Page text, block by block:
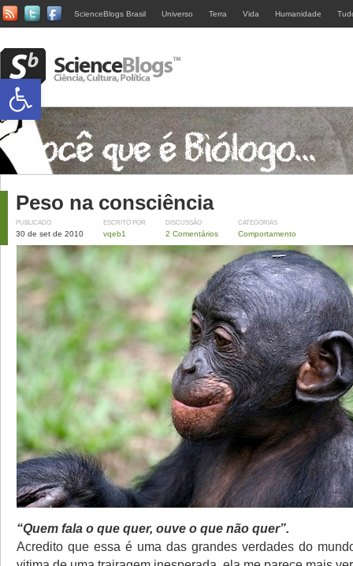
ScienceBlogs Brasil Universo Terra Vida Humanidade
Peso na consciência
PUBLICADO
30 de set de 2010
ESCRITO POR
vqeb1
DISCUSSÃO
2 Comentários
CATEGORIAS
Comportamento
“Quem fala o que quer, ouve o que não quer”.
Acredito que essa é uma das grandes verdades do
Abrir a barra de ferramentas